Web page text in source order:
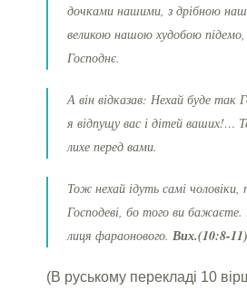
дочками нашими, з дрібною
великою нашою худобою
Господнє.
А він відказав: Нехай буде так
я відпущу вас і дітей ваших!…
лихе перед вами.
Тож нехай ідуть самі
Господеві, бо того ви бажаєте.
лиця фараонового. Вих.(10:8-11)
(В руському перекладі 10